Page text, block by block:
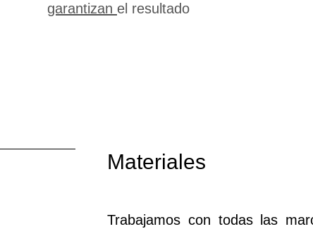
garantizan el resultado
Materiales
Trabajamos con todas las